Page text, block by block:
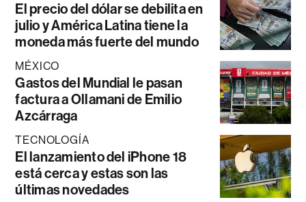
El precio del dólar se debilita en
julio y América Latina tiene la
moneda más fuerte del mundo
MÉXICO
Gastos del Mundial le pasan
factura a Ollamani de Emilio
Azcárraga
TECNOLOGÍA
El lanzamiento del iPhone 18
está cerca y estas son las
últimas novedades